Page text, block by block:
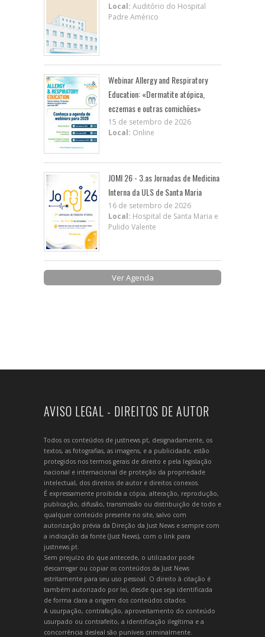
Local: Auditório do Hospital
Padre Américo
Webinar Allergy and Respiratory
Education: «Dermatite atópica,
eczemas e outras comichões»
15 de setembro de 2026
Local: Online
JOMI 26 - 3.as Jornadas de Medicina
Interna da ULS de Santa Maria
16 de setembro de 2026
Local: Hospital de Santa Maria e
Pulido Valente
Ver Agenda
AVISO LEGAL - DIREITOS DE AUTOR
Todos os conteúdos de justnews.pt, designadamente, os
textos, as fotografias, as imagens, e a publicidade, estão
protegidos nos termos gerais de direito e pela legislação
nacional e internacional de proteção da propriedade
intelectual, dos direitos de autor e direitos conexos.
É expressamente proibida a cópia, alteração, reprodução,
publicação, difusão, transmissão ou distribuição de todo e
qualquer conteúdo presente no site, salvo com
autorização prévia da Direção da Just News e sempre com
a indicação da fonte (Just News), com o link para
justnews.pt.
Sem prejuízo do que antecede, o utilizador pode
descarregar ou copiar os conteúdos da Just News
estritamente para seu uso pessoal. O direito à citação é
também autorizado por lei, desde que seja identificada
de forma clara a origem dos conteúdos citados.
A usurpação, contrafação, aproveitamento do conteúdo
usurpado ou contrafeito, a identificação ilegítima e a
concorrência desleal são puníveis criminalmente.